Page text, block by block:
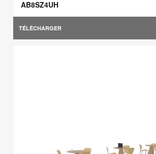
AB8SZ4UH
TÉLÉCHARGER